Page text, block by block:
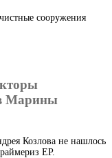
сооружения
Марины
Козлова не нашлось
ЕР.